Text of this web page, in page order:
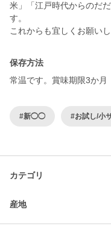
米」「江戸時代からのだ
す。
これからも宜しくお願いし
保存方法
常温です。賞味期限3か月
#新◯◯ #お試し/小
カテゴリ
産地